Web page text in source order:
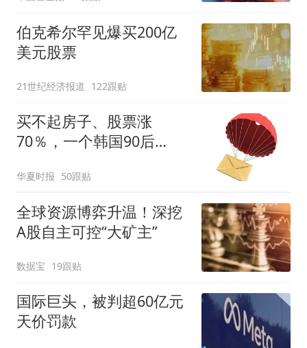
伯克希尔罕见爆买200亿
美元股票
21世纪经济报道 122跟贴
买不起房子、股票涨
70％，一个韩国90后
华夏时报 50跟贴
全球资源博弈升温！深挖
A股自主可控“大矿主”
数据宝 19跟贴
国际巨头，被判超60亿元
天价罚款